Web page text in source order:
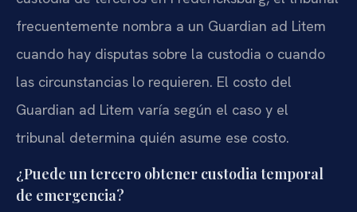
frecuentemente nombra a un Guardian ad Litem
cuando hay disputas sobre la custodia o cuando
las circunstancias lo requieren. El costo del
Guardian ad Litem varía según el caso y el
tribunal determina quién asume ese costo.
¿Puede un tercero obtener custodia temporal
de emergencia?